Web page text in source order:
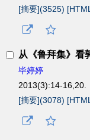
[摘要](3525)
从《鲁拜集》看
毕婷婷
2013(3):14-16,20.
[摘要](3078)